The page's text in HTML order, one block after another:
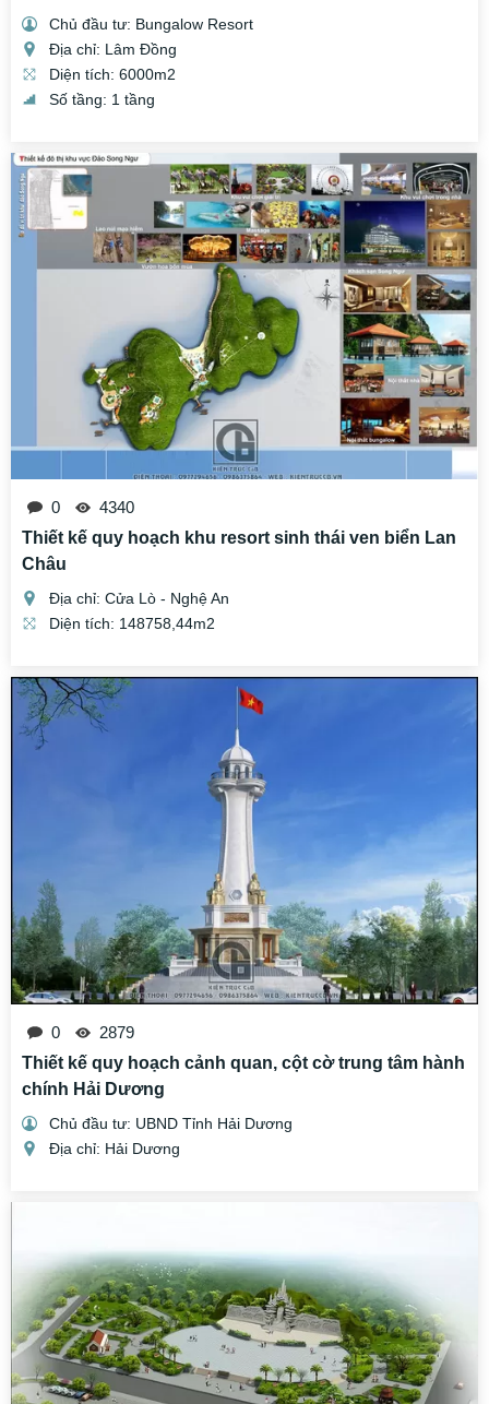
Chủ đầu tư: Bungalow Resort
Địa chỉ: Lâm Đồng
Diện tích: 6000m2
Số tầng: 1 tầng
0
4340
Thiết kế quy hoạch khu resort sinh thái ven biển Lan
Châu
Địa chỉ: Cửa Lò - Nghệ An
Diện tích: 148758,44m2
0
2879
Thiết kế quy hoạch cảnh quan, cột cờ trung tâm hành
chính Hải Dương
Chủ đầu tư: UBND Tỉnh Hải Dương
Địa chỉ: Hải Dương